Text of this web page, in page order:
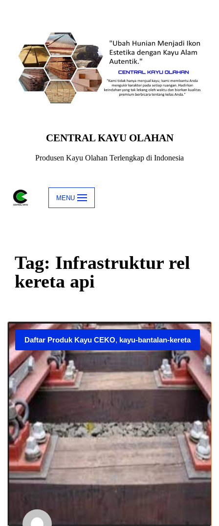
content
CENTRAL KAYU OLAHAN
Produsen Kayu Olahan Terlengkap di Indonesia
MENU
Tag: Infrastruktur rel
kereta api
Daftar Produk Kayu CEKO, kayu-bantalan-kereta